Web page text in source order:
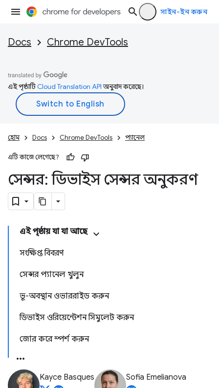
সাইন-ইন করুন
Docs Chrome DevTools
এই পৃষ্ঠাটিCloud Translation APIঅনুবাদ করেছে।
হোম Docs Chrome DevTools প্যানেল
এটি কাজে লেগেছে?
সেন্সর: ডিভাইস সেন্সর অনুকরণ
এই পৃষ্ঠায় যা যা আছে
সংক্ষিপ্ত বিবরণ
সেন্সর প্যানেল খুলুন
ভূ-অবস্থান ওভাররাইড করুন
ডিভাইস ওরিয়েন্টেশন সিমুলেট করুন
জোর করে স্পর্শ করুন
Kayce Basques Sofia Emelianova